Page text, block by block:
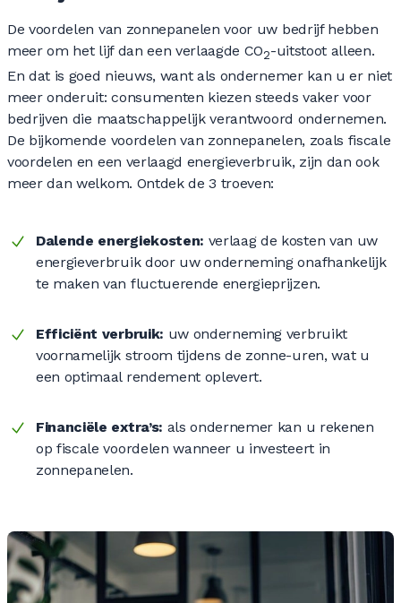
De voordelen van zonnepanelen voor uw bedrijf hebben
meer om het lijf dan een verlaagde CO2-uitstoot alleen.
En dat is goed nieuws, want als ondernemer kan u er niet
meer onderuit: consumenten kiezen steeds vaker voor
bedrijven die maatschappelijk verantwoord ondernemen.
De bijkomende voordelen van zonnepanelen, zoals fiscale
voordelen en een verlaagd energieverbruik, zijn dan ook
meer dan welkom. Ontdek de 3 troeven:
Dalende energiekosten: verlaag de kosten van uw
energieverbruik door uw onderneming onafhankelijk
te maken van fluctuerende energieprijzen.
Efficiënt verbruik: uw onderneming verbruikt
voornamelijk stroom tijdens de zonne-uren, wat u
een optimaal rendement oplevert.
Financiële extra’s: als ondernemer kan u rekenen
op fiscale voordelen wanneer u investeert in
zonnepanelen.